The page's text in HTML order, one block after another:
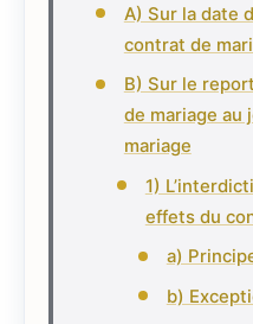
A) Sur la date
contrat de
B) Sur le
de mariage au
mariage
1)
effets du
a)
b)